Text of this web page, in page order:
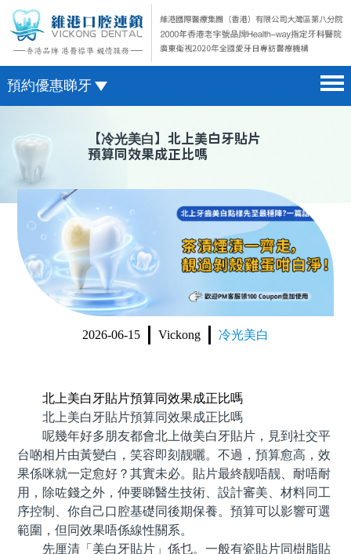
預約優惠睇牙
醫院簡介 hospital introduction
醫生介紹 doctor introduction
醫療新聞 medical news
種植牙 dental implant
箍牙 orthodontics
收費標準 change standard
微信預約
WhatsApp預約
【冷光美白】北上美白牙貼片
預算同效果成正比嗎
2026-06-15 Vickong 冷光美白
北上美白牙貼片預算同效果成正比嗎
北上美白牙貼片預算同效果成正比嗎
呢幾年好多朋友都會北上做美白牙貼片，見到社交平
台啲相片由黃變白，笑容即刻靓曬。不過，預算愈高，效
果係咪就一定愈好？其實未必。貼片最終靓唔靓、耐唔耐
用，除咗錢之外，仲要睇醫生技術、設計審美、材料同工
序控制、你自己口腔基礎同後期保養。預算可以影響可選
範圍，但同效果唔係線性關系。
先厘清「美白牙貼片」係乜。一般有瓷貼片同樹脂貼